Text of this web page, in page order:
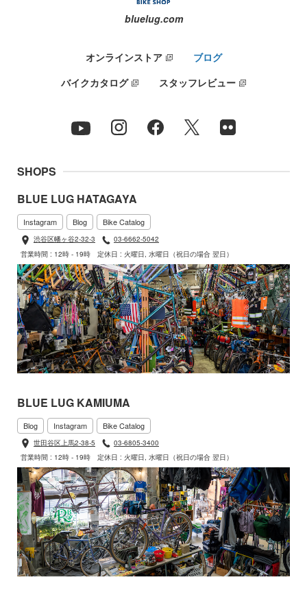
bluelug.com
オンラインストア
ブログ
バイクカタログ
スタッフレビュー
SHOPS
BLUE LUG HATAGAYA
Instagram Blog Bike Catalog
渋谷区幡ヶ谷2-32-3
03-6662-5042
営業時間 : 12時 - 19時
定休日 : 火曜日, 水曜日（祝日の場合 翌日）
BLUE LUG KAMIUMA
Blog Instagram Bike Catalog
世田谷区上馬2-38-5
03-6805-3400
営業時間 : 12時 - 19時
定休日 : 火曜日, 水曜日（祝日の場合 翌日）